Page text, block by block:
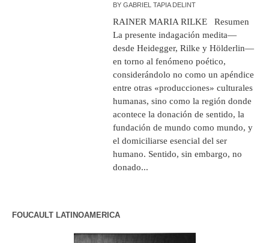
BYGABRIEL TAPIA DELINT
RAINER MARIA RILKE Resumen
La presente indagación medita—
desde Heidegger, Rilke y Hölderlin—
en torno al fenómeno poético,
considerándolo no como un apéndice
entre otras «producciones» culturales
humanas, sino como la región donde
acontece la donación de sentido, la
fundación de mundo como mundo, y
el domiciliarse esencial del ser
humano. Sentido, sin embargo, no
donado...
FOUCAULT LATINOAMERICA